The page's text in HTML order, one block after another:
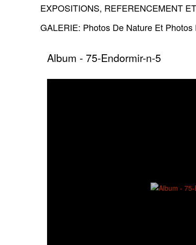
EXPOSITIONS, REFERENCEMENT
GALERIE: Photos De Nature Et
Album - 75-Endormir-n-5